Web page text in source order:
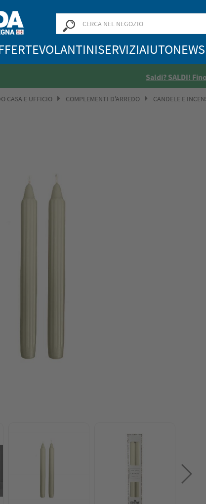
VOLANTINISERVIZIAIUTONEWS
Saldi? SALDI!
CASA E UFFICIO COMPLEMENTI D'ARREDO CANDELE E